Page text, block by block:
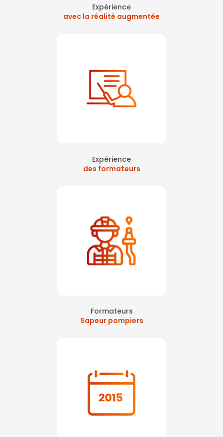
Expérience
avec la réalité augmentée
Expérience
des formateurs
Formateurs
Sapeur pompiers